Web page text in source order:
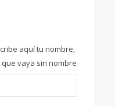
aquí tu nombre,
vaya sin nombre